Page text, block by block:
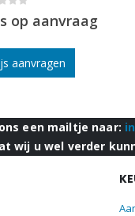
of 5op aanvraag
aanvragen
een mailtje naar:
wij u wel verder